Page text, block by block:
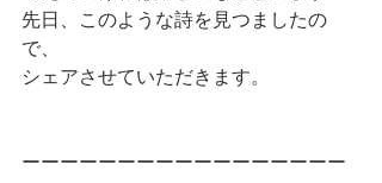
先日、このような詩を見つましたの
で、
シェアさせていただきます。
ーーーーーーーーーーーーーーーーー